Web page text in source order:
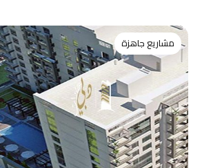
مشاريع جاهزة